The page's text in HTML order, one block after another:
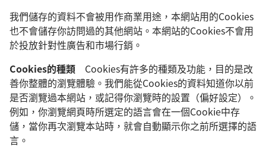
我們儲存的資料不會被用作商業用途，本網站用的Cookies
也不會儲存你訪問過的其他網站。本網站的Cookies不會用
於投放針對性廣告和市場行銷。
Cookies的種類 Cookies有許多的種類及功能，目的是改
善你整體的瀏覽體驗。我們能從Cookies的資料知道你以前
是否瀏覽過本網站，或記得你瀏覽時的設置（偏好設定）。
例如，你瀏覽網頁時所選定的語言會在一個Cookie中存
儲，當你再次瀏覽本站時，就會自動顯示你之前所選擇的語
言。